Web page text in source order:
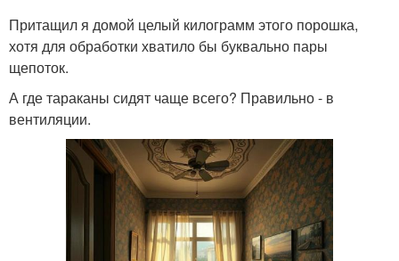
Притащил я домой целый килограмм этого порошка,
хотя для обработки хватило бы буквально пары
щепоток.
А где тараканы сидят чаще всего? Правильно - в
вентиляции.